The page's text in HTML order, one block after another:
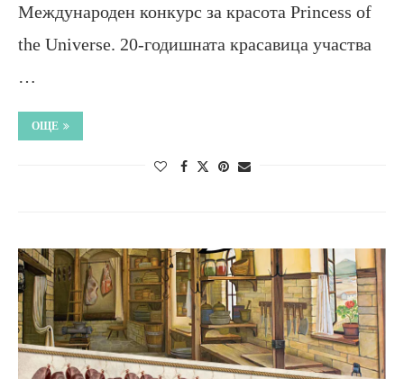
Международен конкурс за красота Princess of
the Universe. 20-годишната красавица участва
…
ОЩЕ